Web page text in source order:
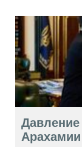
Давление
Арахамии